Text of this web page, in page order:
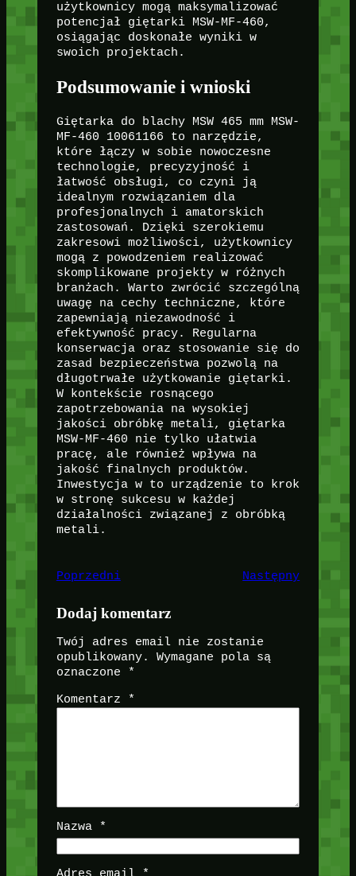
użytkownicy mogą maksymalizować
potencjał giętarki MSW-MF-460,
osiągając doskonałe wyniki w
swoich projektach.
Podsumowanie i wnioski
Giętarka do blachy MSW 465 mm MSW-
MF-460 10061166 to narzędzie,
które łączy w sobie nowoczesne
technologie, precyzyjność i
łatwość obsługi, co czyni ją
idealnym rozwiązaniem dla
profesjonalnych i amatorskich
zastosowań. Dzięki szerokiemu
zakresowi możliwości, użytkownicy
mogą z powodzeniem realizować
skomplikowane projekty w różnych
branżach. Warto zwrócić szczególną
uwagę na cechy techniczne, które
zapewniają niezawodność i
efektywność pracy. Regularna
konserwacja oraz stosowanie się do
zasad bezpieczeństwa pozwolą na
długotrwałe użytkowanie giętarki.
W kontekście rosnącego
zapotrzebowania na wysokiej
jakości obróbkę metali, giętarka
MSW-MF-460 nie tylko ułatwia
pracę, ale również wpływa na
jakość finalnych produktów.
Inwestycja w to urządzenie to krok
w stronę sukcesu w każdej
działalności związanej z obróbką
metali.
Poprzedni Następny
Dodaj komentarz
Twój adres email nie zostanie
opublikowany.
Wymagane pola są
oznaczone
*
Komentarz *
Nazwa *
Adres email *